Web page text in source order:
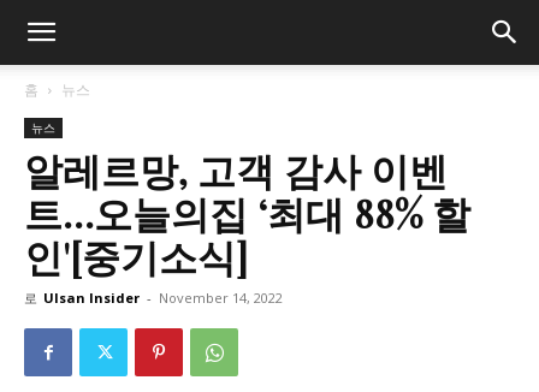
홈 뉴스
뉴스
알레르망, 고객 감사 이벤
트…오늘의집 ‘최대 88% 할
인'[중기소식]
로 Ulsan Insider - November 14, 2022